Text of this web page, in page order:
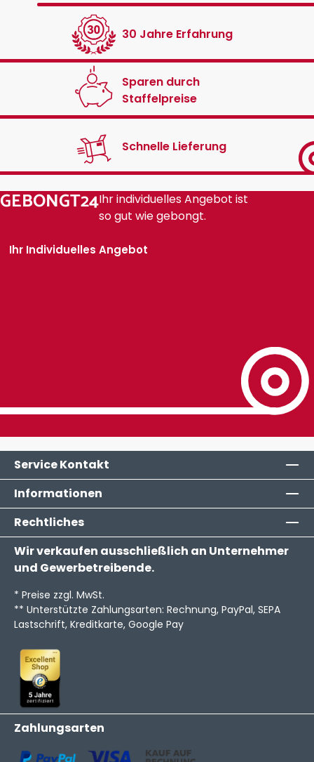
30 Jahre Erfahrung
Sparen durch
Staffelpreise
Schnelle Lieferung
GEBONGT24Ihr individuelles Angebot ist
so gut wie gebongt.
Ihr Individuelles Angebot
Service Kontakt
Informationen
Rechtliches
Wir verkaufen ausschließlich an Unternehmer
und Gewerbetreibende.
* Preise zzgl. MwSt.
** Unterstützte Zahlungsarten: Rechnung, PayPal, SEPA
Lastschrift, Kreditkarte, Google Pay
Zahlungsarten